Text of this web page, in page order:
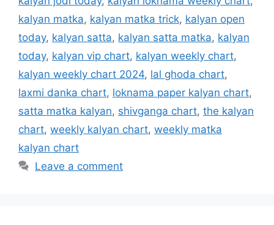
kalyan matka, kalyan matka trick, kalyan open
today, kalyan satta, kalyan satta matka, kalyan
today, kalyan vip chart, kalyan weekly chart,
kalyan weekly chart 2024, lal ghoda chart,
laxmi danka chart, loknama paper kalyan chart,
satta matka kalyan, shivganga chart, the kalyan
chart, weekly kalyan chart, weekly matka
kalyan chart
Leave a comment